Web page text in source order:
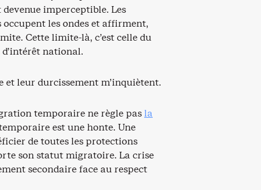
imperceptible. Les
les ondes et affirment,
Cette limite-là, c’est celle du
national.
et leur durcissement m’inquiètent.
temporaire ne règle pasla
est une honte. Une
de toutes les protections
son statut migratoire. La crise
secondaire face au respect